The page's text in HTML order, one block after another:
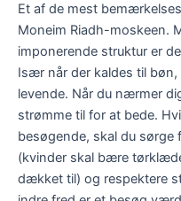
Et af de mest
Moneim Riadh-moskeen.
imponerende struktur er
Især når der kaldes til
levende. Når du nærmer
strømme til for at bede.
besøgende, skal du
(kvinder skal bære
dækket til) og respektere